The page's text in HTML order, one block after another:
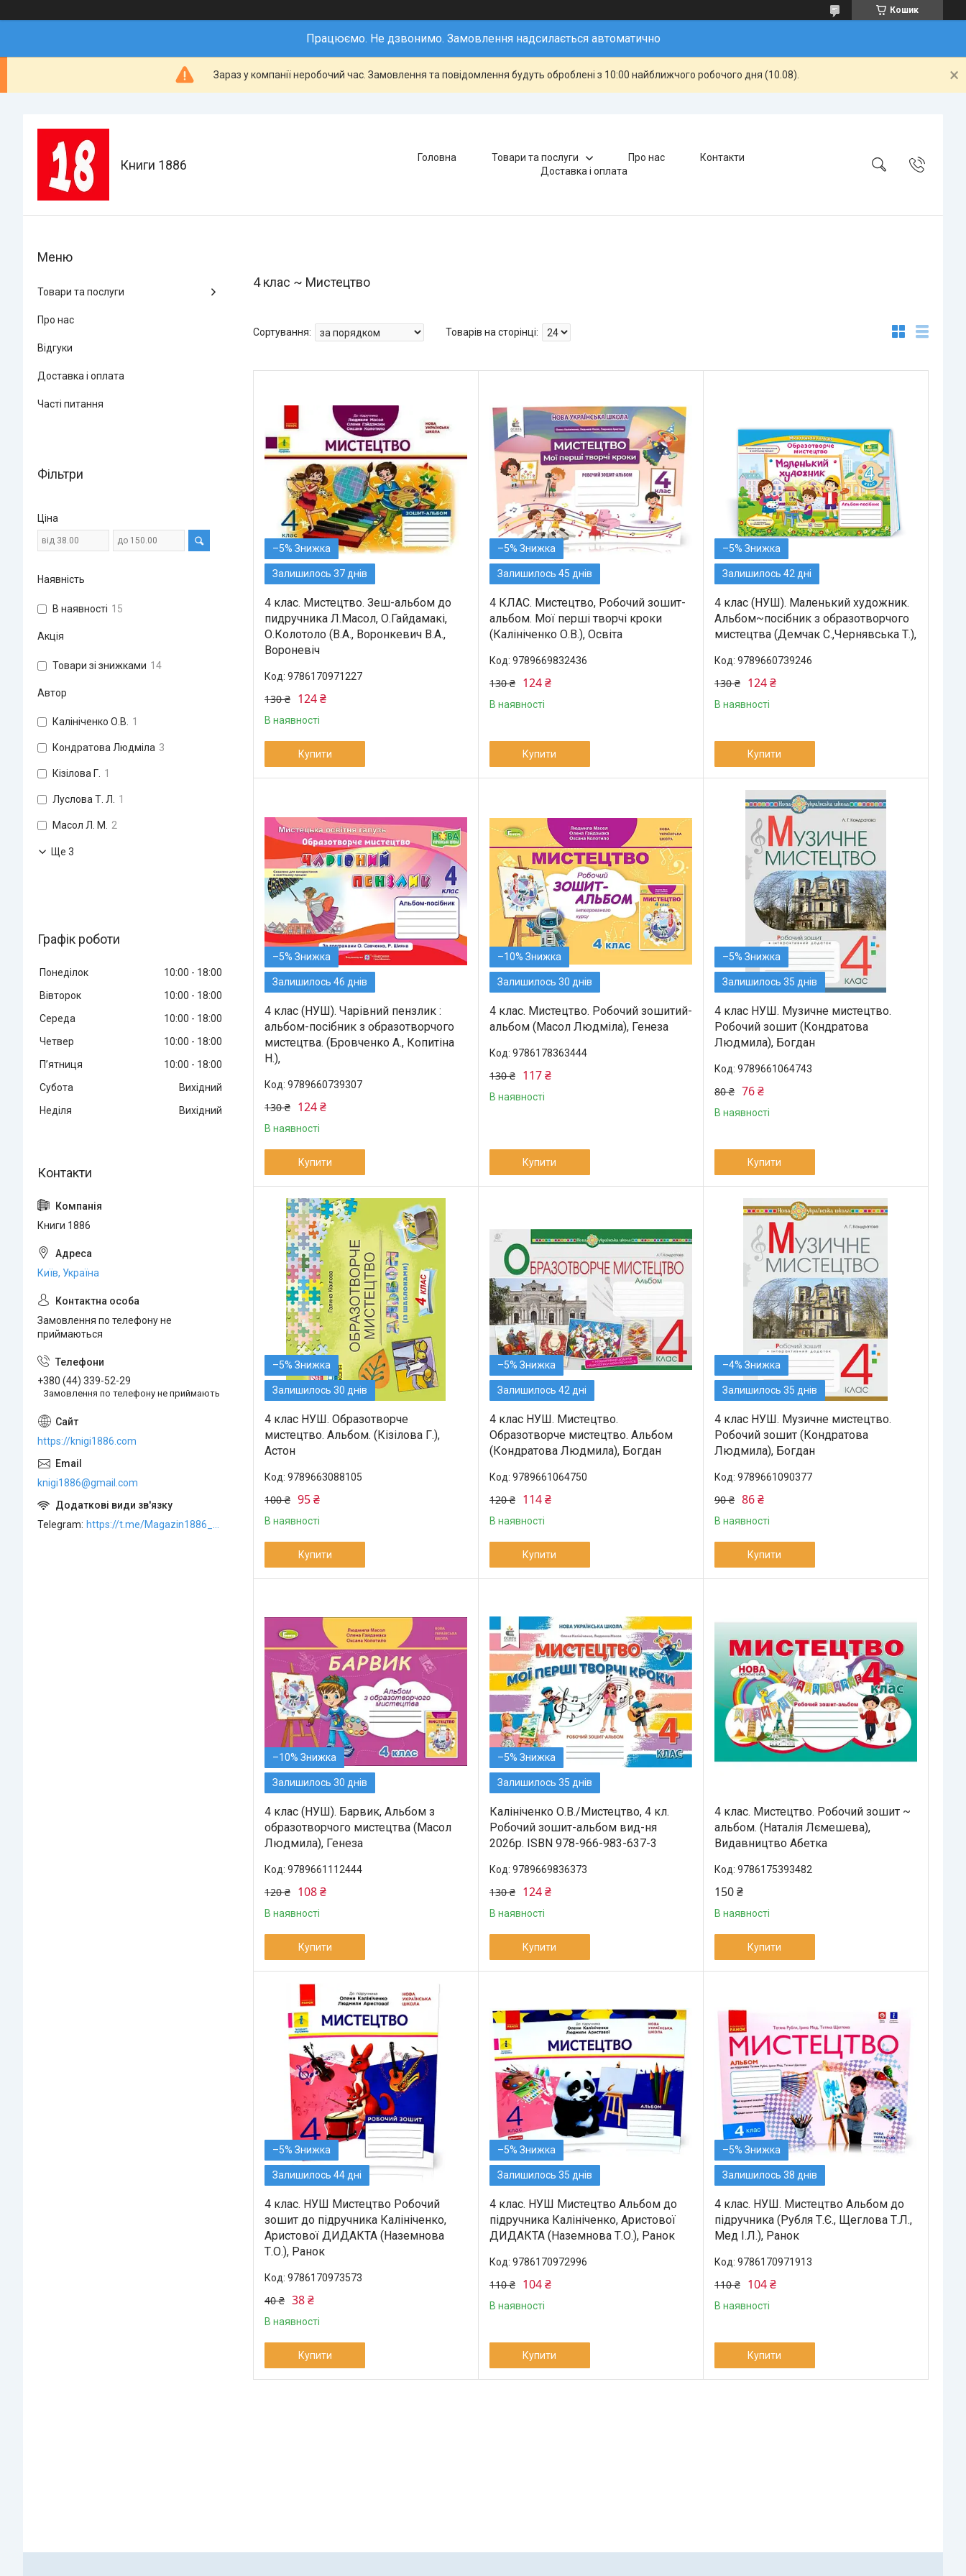
Кошик
Працюємо. Не дзвонимо. Замовлення надсилається автоматично
Зараз у компанії неробочий час. Замовлення та повідомлення будуть оброблені з 10:00 найближчого робочого дня (10.08).
Книги 1886 Головна Товари та послуги Про нас
Контакти
Доставка і оплата
4 клас ~ Мистецтво
–5%
Залишилось 37 днів
4 клас. Мистецтво. Зеш-альбом до
пидручника Л.Масол, О.Гайдамакі,
О.Колотоло (В.А., Воронкевич В.А.,
Вороневіч
9786170971227
130 ₴ 124 ₴
В наявності
Купити
–5%
Залишилось 45 днів
4 КЛАС. Мистецтво, Робочий зошит-
альбом. Мої перші творчі кроки
(Калініченко О.В.), Освіта
9789669832436
130 ₴ 124 ₴
В наявності
Купити
–5%
Залишилось 42 дні
4 клас (НУШ). Маленький художник.
Альбом~посібник з образотворчого
мистецтва (Демчак С.,Чернявська Т.),
9789660739246
130 ₴ 124 ₴
В наявності
Купити
–5%
Залишилось 46 днів
4 клас (НУШ). Чарівний пензлик :
альбом-посібник з образотворчого
мистецтва. (Бровченко А., Копитіна
Н.),
9789660739307
130 ₴ 124 ₴
В наявності
Купити
–10%
Залишилось 30 днів
4 клас. Мистецтво. Робочий зошитий-
альбом (Масол Людміла), Генеза
9786178363444
130 ₴ 117 ₴
В наявності
Купити
–5%
Залишилось 35 днів
4 клас НУШ. Музичне мистецтво.
Робочий зошит (Кондратова
Людмила), Богдан
9789661064743
80 ₴ 76 ₴
В наявності
Купити
–5%
Залишилось 30 днів
4 клас НУШ. Образотворче
мистецтво. Альбом. (Кізілова Г.),
Астон
9789663088105
100 ₴ 95 ₴
В наявності
Купити
–5%
Залишилось 42 дні
4 клас НУШ. Мистецтво.
Образотворче мистецтво. Альбом
(Кондратова Людмила), Богдан
9789661064750
120 ₴ 114 ₴
В наявності
Купити
–4%
Залишилось 35 днів
4 клас НУШ. Музичне мистецтво.
Робочий зошит (Кондратова
Людмила), Богдан
9789661090377
90 ₴ 86 ₴
В наявності
Купити
–10%
Залишилось 30 днів
4 клас (НУШ). Барвик, Альбом з
образотворчого мистецтва (Масол
Людмила), Генеза
9789661112444
120 ₴ 108 ₴
В наявності
Купити
–5%
Залишилось 35 днів
Калініченко О.В./Мистецтво, 4 кл.
Робочий зошит-альбом вид-ня
2026р. ISBN 978-966-983-637-3
9789669836373
130 ₴ 124 ₴
В наявності
Купити
4 клас. Мистецтво. Робочий зошит ~
альбом. (Наталія Лємешева),
Видавництво Абетка
9786175393482
150 ₴
В наявності
Купити
–5%
Залишилось 44 дні
4 клас. НУШ Мистецтво Робочий
зошит до підручника Калініченко,
Аристової ДИДАКТА (Наземнова
Т.О.), Ранок
9786170973573
40 ₴ 38 ₴
В наявності
Купити
–5%
Залишилось 35 днів
4 клас. НУШ Мистецтво Альбом до
підручника Калініченко, Аристової
ДИДАКТА (Наземнова Т.О.), Ранок
9786170972996
110 ₴ 104 ₴
В наявності
Купити
–5%
Залишилось 38 днів
4 клас. НУШ. Мистецтво Альбом до
підручника (Рубля Т.Є., Щеглова Т.Л.,
Мед І.Л.), Ранок
9786170971913
110 ₴ 104 ₴
В наявності
Купити
Товари та послуги
Про нас
Відгуки
Доставка і оплата
Часті питання
Фільтри
Ціна
Наявність
В наявності 15
Акція
Товари зі знижками 14
Автор
Калініченко О.В. 1
Кондратова Людміла 3
Кізілова Г. 1
Луслова Т. Л. 1
Масол Л. М. 2
Ще 3
Графік роботи
Понеділок 10:00
18:00
Вівторок
10:00
18:00
Середа
10:00
18:00
Четвер
10:00
18:00
Пʼятниця
10:00
18:00
Субота
Вихідний
Неділя
Вихідний
Книги 1886
Київ, Україна
Замовлення по телефону не
приймаються
+380 (44) 339-52-29
Замовлення по телефону не приймають
https://knigi1886.com
knigi1886@gmail.com
Telegram https://t.me/Magazin1886_bot